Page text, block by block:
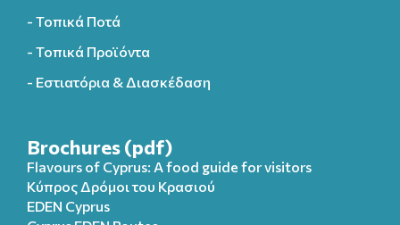
- Τοπικά Ποτά
- Τοπικά Προϊόντα
- Εστιατόρια & Διασκέδαση
Brochures (pdf)
Flavours of Cyprus: A food guide for visitors
Κύπρος Δρόμοι του Κρασιού
EDEN Cyprus